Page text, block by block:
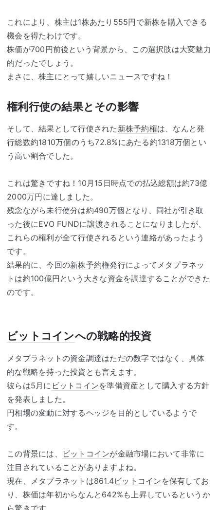
これにより、株主は1株あたり555円で新株を購入できる
機会を得たわけです。
株価が700円前後という背景から、この選択肢は大変魅力
的だったでしょう。
まさに、株主にとって嬉しいニュースですね！
権利行使の結果とその影響
そして、結果として行使された 新株予約権は、なんと発
行総数約1810万個のうち72.8%にあたる約1318万個とい
う高い割合でした。
これは驚きですね！10月15日時点での払込総額は約73億
2000万円に達しました。
残念ながら未行使分は約490万個となり、同社が引き取
った後にEVO FUNDに譲渡されることになりましたが、
これらの権利が全て行使されるという連絡があったよう
です。
結果的に、今回の新株予約権発行によってメタプラネッ
トは約100億円という大きな資金を調達することができた
のです。
ビットコインへの戦略的投資
メタプラネットの資金調達はただの数字ではなく、具体
的な戦略を持った投資とも言えます。
彼らは5月に ビットコインを準備資産として購入する方針
を発表しました。
円相場の変動に対するヘッジを目的としているようで
す。
この背景には、 ビットコインが金融市場において非常に
注目されていることがありますよね。
現在、メタプラネットは861.4ビットコイン を保有してお
り、株価は年初からなんと642%も上昇しているというか
ら驚きです。